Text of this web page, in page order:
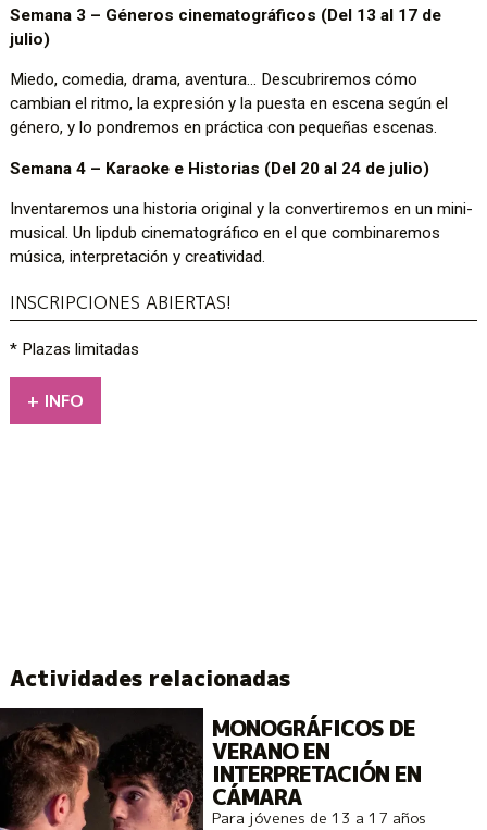
Semana 3 – Géneros cinematográficos (Del 13 al 17 de
julio)
Miedo, comedia, drama, aventura… Descubriremos cómo
cambian el ritmo, la expresión y la puesta en escena según el
género, y lo pondremos en práctica con pequeñas escenas.
Semana 4 – Karaoke e Historias (Del 20 al 24 de julio)
Inventaremos una historia original y la convertiremos en un mini-
musical. Un lipdub cinematográfico en el que combinaremos
música, interpretación y creatividad.
INSCRIPCIONES ABIERTAS!
* Plazas limitadas
+ INFO
Actividades relacionadas
MONOGRÁFICOS DE
VERANO EN
INTERPRETACIÓN EN
CÁMARA
Para jóvenes de 13 a 17 años